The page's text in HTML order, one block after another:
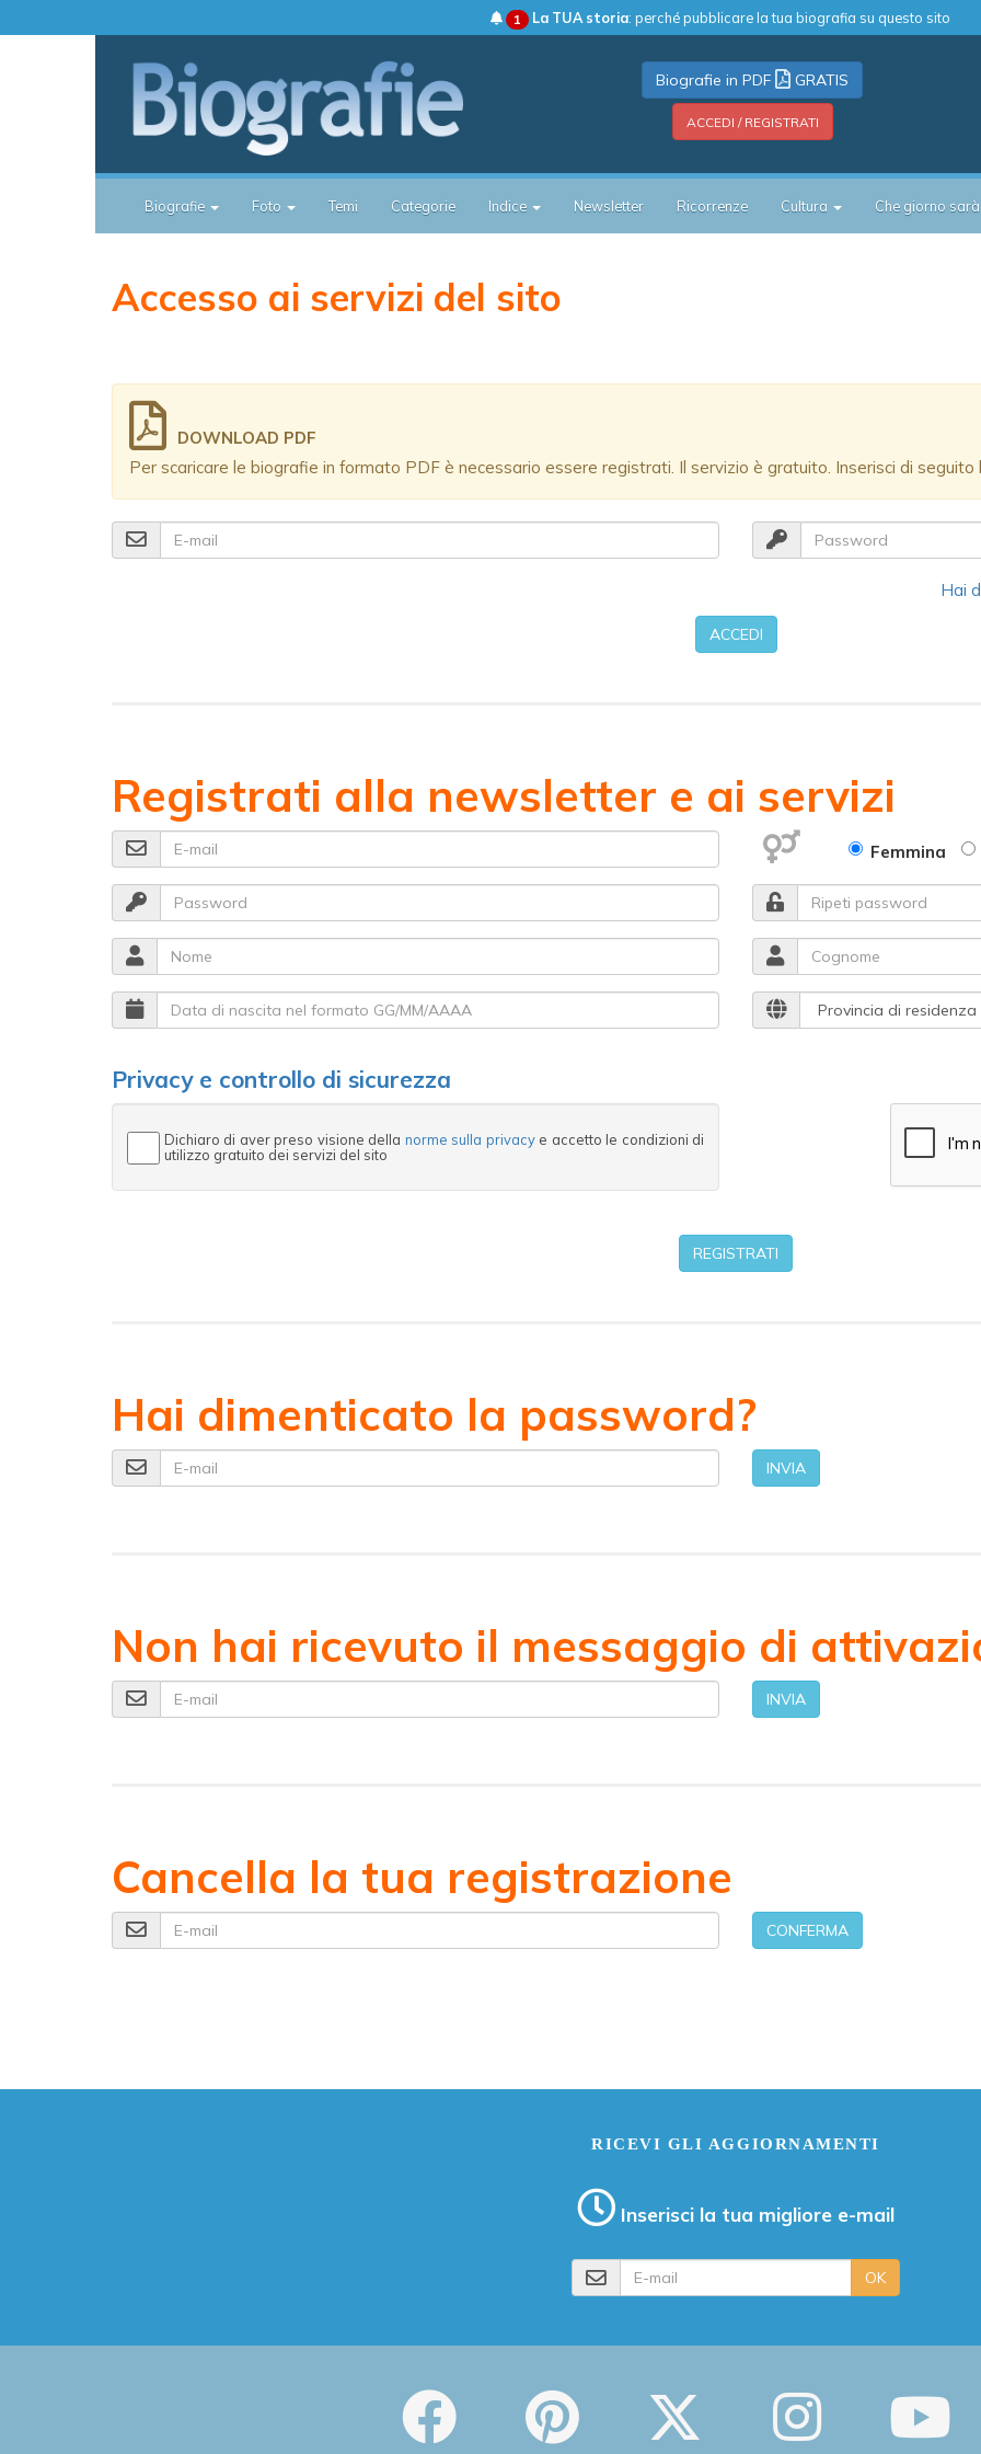
1 La TUA storia: perché pubblicare la tua biografia su questo sito
Biografie in PDF GRATIS
ACCEDI / REGISTRATI
Biografie Foto Temi Categorie Indice Newsletter Ricorrenze Cultura Che giorno
Accesso ai servizi del sito
DOWNLOAD PDF
Per scaricare le biografie in formato PDF è necessario essere registrati. Il servizio è gratuito. Inserisci di seguito
E-mail Password
Hai
ACCEDI
Registrati alla newsletter e ai servizi
E-mail Femmina
Password Ripeti password
Nome Cognome
Data di nascita nel formato GG/MM/AAAA Provincia di residenza
Privacy e controllo di sicurezza
Dichiaro di aver preso visione della norme sulla privacye accetto le condizioni di
utilizzo gratuito dei servizi del sito
REGISTRATI
Hai dimenticato la password?
E-mail INVIA
Non hai ricevuto il messaggio di
E-mail INVIA
Cancella la tua registrazione
E-mail CONFERMA
RICEVI GLI AGGIORNAMENTI
Inserisci la tua migliore e-mail
OK